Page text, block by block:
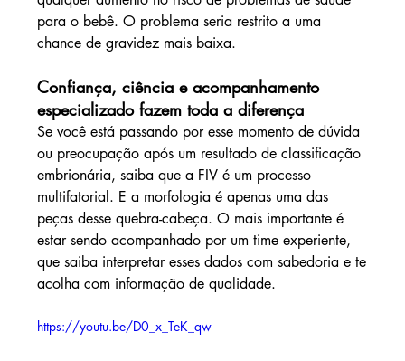
para o bebê. O problema seria restrito a uma
chance de gravidez mais baixa.
Confiança, ciência e acompanhamento
especializado fazem toda a diferença
Se você está passando por esse momento de dúvida
ou preocupação após um resultado de classificação
embrionária, saiba que a FIV é um processo
multifatorial. E a morfologia é apenas uma das
peças desse quebra-cabeça. O mais importante é
estar sendo acompanhado por um time experiente,
que saiba interpretar esses dados com sabedoria e te
acolha com informação de qualidade.
https://youtu.be/D0_x_TeK_qw